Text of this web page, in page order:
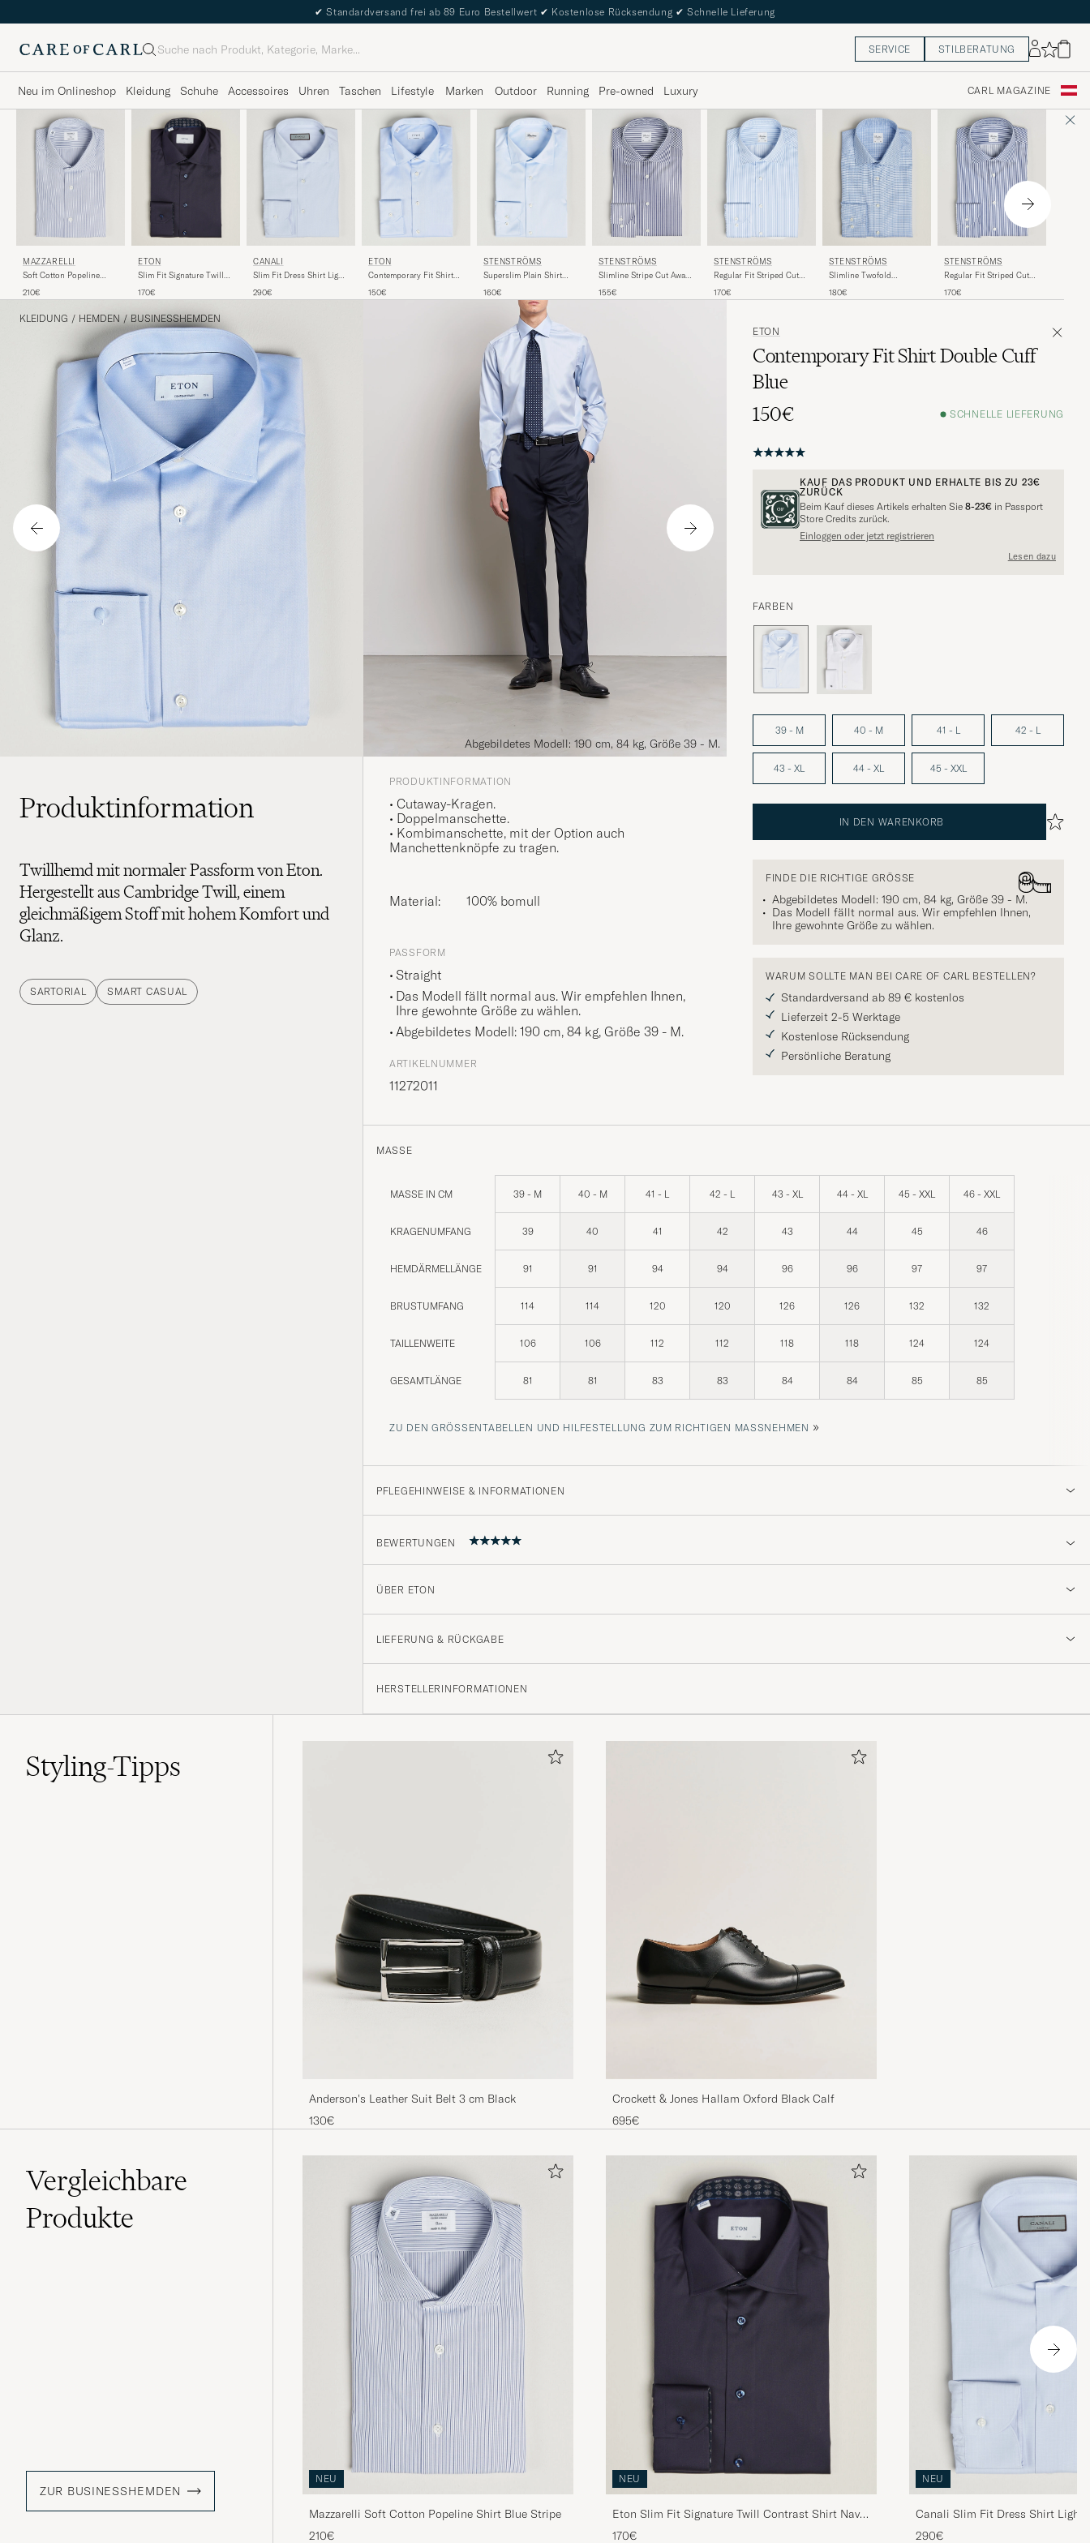
✔ Standardversand frei ab 89 Euro Bestellwert ✔ Kostenlose Rücksendung ✔ Schnelle Lieferung
Suche SERVICE STILBERATUNG
Neu im Onlineshop Kleidung Schuhe Accessoires Uhren Taschen Lifestyle Marken Outdoor Running Pre-owned Luxury CARL MAGAZINE
MAZZARELLI
Soft Cotton Popeline
210€
ETON
Slim Fit Signature Twill
170€
CANALI
Slim Fit Dress Shirt Light
290€
ETON
Contemporary Fit Shirt
150€
STENSTRÖMS
Superslim Plain Shirt
160€
STENSTRÖMS
Slimline Stripe Cut Away
155€
STENSTRÖMS
Regular Fit Striped Cut
170€
STENSTRÖMS
Slimline Twofold
180€
STENSTRÖMS
Regular Fit Striped Cut
170€
KLEIDUNG / HEMDEN / BUSINESSHEMDEN
Abgebildetes Modell: 190 cm, 84 kg, Größe 39 - M.
ETON
Contemporary Fit Shirt Double Cuff
Blue
150€
SCHNELLE LIEFERUNG
KAUF DAS PRODUKT UND ERHALTE BIS ZU 23€
ZURÜCK
Beim Kauf dieses Artikels erhalten Sie 8-23€ in Passport
Store Credits zurück.
Einloggen oder jetzt registrieren
Lesen dazu
FARBEN
39 - M 40 - M 41 - L 42 - L
43 - XL 44 - XL 45 - XXL
IN DEN WARENKORB
FINDE DIE RICHTIGE GRÖSSE
Abgebildetes Modell: 190 cm, 84 kg, Größe 39 - M.
Das Modell fällt normal aus. Wir empfehlen Ihnen,
Ihre gewohnte Größe zu wählen.
WARUM SOLLTE MAN BEI CARE OF CARL BESTELLEN?
Standardversand ab 89 € kostenlos
Lieferzeit 2-5 Werktage
Kostenlose Rücksendung
Persönliche Beratung
Produktinformation
Twillhemd mit normaler Passform von Eton.
Hergestellt aus Cambridge Twill, einem
gleichmäßigem Stoff mit hohem Komfort und
Glanz.
SARTORIAL SMART CASUAL
PRODUKTINFORMATION
• Cutaway-Kragen.
• Doppelmanschette.
• Kombimanschette, mit der Option auch
Manchettenknöpfe zu tragen.
Material: 100% bomull
PASSFORM
Straight
Das Modell fällt normal aus. Wir empfehlen Ihnen,
Ihre gewohnte Größe zu wählen.
Abgebildetes Modell: 190 cm, 84 kg, Größe 39 - M.
ARTIKELNUMMER
11272011
MASSE
MASSE IN CM 39 - M 40 - M 41 - L 42 - L 43 - XL 44 - XL 45 - XXL 46 - XXL
KRAGENUMFANG 39 40 41 42 43 44 45 46
HEMDÄRMELLÄNGE 91 91 94 94 96 96 97 97
BRUSTUMFANG 114 114 120 120 126 126 132 132
TAILLENWEITE 106 106 112 112 118 118 124 124
GESAMTLÄNGE 81 81 83 83 84 84 85 85
ZU DEN GRÖSSENTABELLEN UND HILFESTELLUNG ZUM RICHTIGEN MASSNEHMEN »
PFLEGEHINWEISE & INFORMATIONEN
BEWERTUNGEN
TRYGVE R
Hurtig levering og deres udvalg rummer alt en mand har brug for.
ERIK R GEKAUFT AM AUF CAREOFCARL.DK
ÜBER ETON
LIEFERUNG & RÜCKGABE
HERSTELLERINFORMATIONEN
Styling-Tipps
Anderson's Leather Suit Belt 3 cm Black
130€
Crockett & Jones Hallam Oxford Black Calf
695€
Vergleichbare
Produkte
ZUR BUSINESSHEMDEN
NEU
Mazzarelli Soft Cotton Popeline Shirt Blue Stripe
210€
NEU
Eton Slim Fit Signature Twill Contrast Shirt Navy
Blue
170€
NEU
Canali Slim Fit Dress Shirt Light
290€